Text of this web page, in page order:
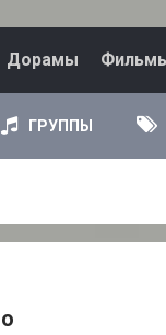
Дорамы
ГРУППЫ